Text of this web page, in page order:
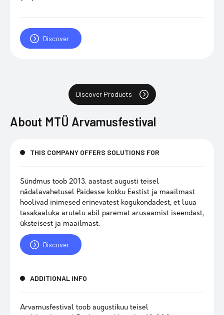
Discover
Discover Products
About MTÜ Arvamusfestival
THIS COMPANY OFFERS SOLUTIONS FOR
Sündmus toob 2013. aastast augusti teisel
nädalavahetusel Paidesse kokku Eestist ja maailmast
hoolivad inimesed erinevatest kogukondadest, et luua
tasakaaluka arutelu abil paremat arusaamist iseendast,
üksteisest ja maailmast.
Discover
ADDITIONAL INFO
Arvamusfestival toob augustikuu teisel